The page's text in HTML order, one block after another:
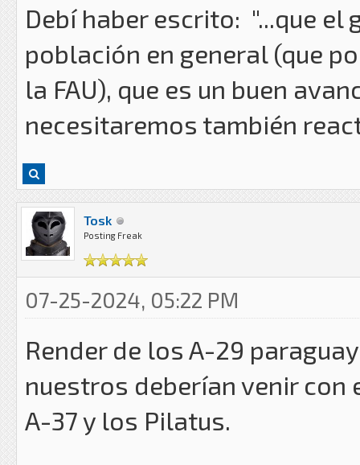
Debí haber escrito: "...que
población en general (que
la FAU), que es un buen
necesitaremos también
Tosk
Posting Freak
07-25-2024, 05:22 PM
Render de los A-29
nuestros deberían venir con
A-37 y los Pilatus.